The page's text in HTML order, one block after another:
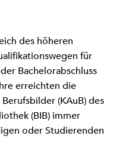
des höheren
für
Bachelorabschluss
erreichten die
(KAuB) des
(BIB) immer
oder Studierenden